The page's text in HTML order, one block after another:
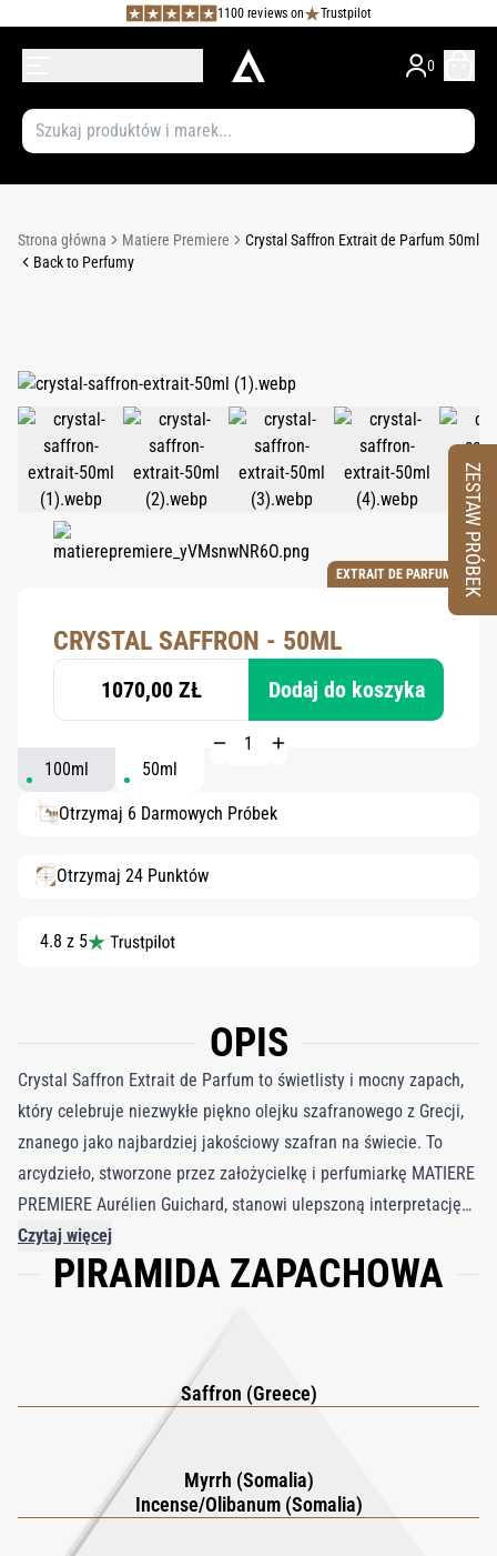
1100 reviews on Trustpilot
0
Strona główna Matiere Premiere
Crystal Saffron Extrait de Parfum 50ml
Back to Perfumy
EXTRAIT DE PARFUM
CRYSTAL SAFFRON - 50ML
1070,00 ZŁ Dodaj do koszyka
100ml 50ml
Otrzymaj 6 Darmowych Próbek
Otrzymaj 24 Punktów
4.8 z 5
OPIS
Crystal Saffron Extrait de Parfum to świetlisty i mocny zapach,
który celebruje niezwykłe piękno olejku szafranowego z Grecji,
znanego jako najbardziej jakościowy szafran na świecie. To
arcydzieło, stworzone przez założycielkę i perfumiarkę MATIERE
PREMIERE Aurélien Guichard, stanowi ulepszoną interpretację
oryginalnej wody perfumowanej Crystal Saffron,
charakteryzującej się wyższą koncentracją perfum i wzmocnioną
bogactwo, które harmonizuje z żywym blaskiem szafranu.
Wyjątkowa głębia mirry, opisana przez Guicharda jako „świetlisty
czarny kolor”, dodaje pocieszającego, zaokrąglonego ciepła,
które podkreśla blask szafranu. Rezultatem jest intensywnie
jasny i różnorodny zapach, który otacza użytkownika aurą
wyrafinowanej elegancji i zmysłowości. Idealny dla tych, którzy
szukają zapachu, który emanuje zarówno komfortem, jak i
Czytaj więcej
PIRAMIDA ZAPACHOWA
Saffron (Greece)
Myrrh (Somalia)
Incense/Olibanum (Somalia)
ZESTAW PRÓBEK